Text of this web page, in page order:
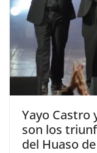
Yayo Castro
son los
del Huaso